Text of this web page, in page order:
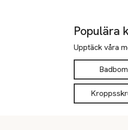
Populära
Upptäck våra